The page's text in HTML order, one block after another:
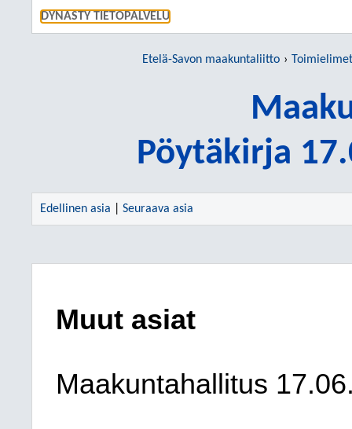
DYNASTY TIETOPALVELU
Etelä-Savon maakuntaliitto Toimielimet
Pöytäkirja
Edellinen asia Seuraava asia
Muut asiat
Maakuntahallitus